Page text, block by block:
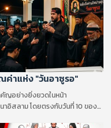
ค่าแห่ง "วันอาซูรอ"
ญอย่างยิ่งยวดในหน้า
อิสลาม โดยตรงกับวันที่ 10 ของ